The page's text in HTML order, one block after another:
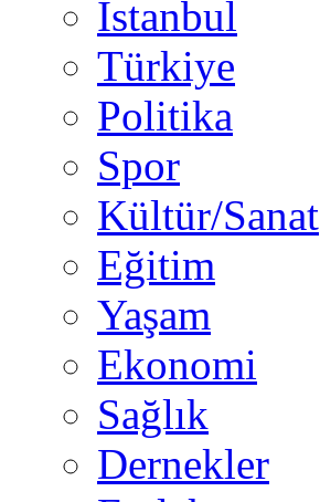
İstanbul
Türkiye
Politika
Spor
Kültür/Sanat
Eğitim
Yaşam
Ekonomi
Sağlık
Dernekler